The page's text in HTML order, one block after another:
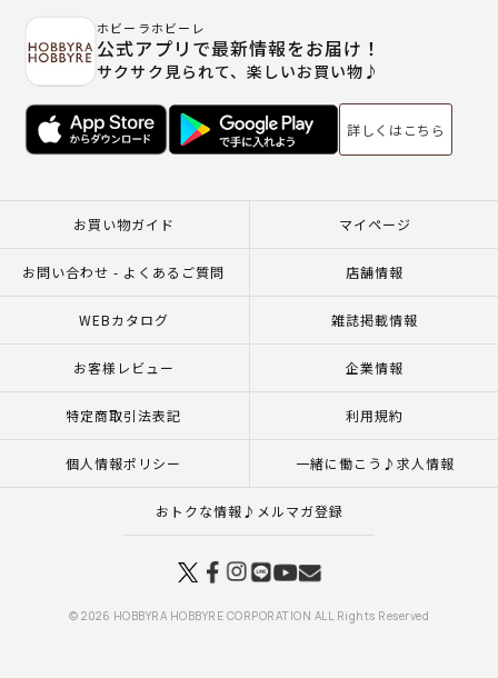
ホビーラホビーレ
公式アプリで最新情報をお届け！
サクサク見られて、楽しいお買い物♪
詳しくはこちら
お買い物ガイド マイページ
お問い合わせ - よくあるご質問 店舗情報
WEBカタログ 雑誌掲載情報
お客様レビュー 企業情報
特定商取引法表記 利用規約
個人情報ポリシー 一緒に働こう♪求人情報
おトクな情報♪メルマガ登録
© 2026 HOBBYRA HOBBYRE CORPORATION ALL Rights Reserved